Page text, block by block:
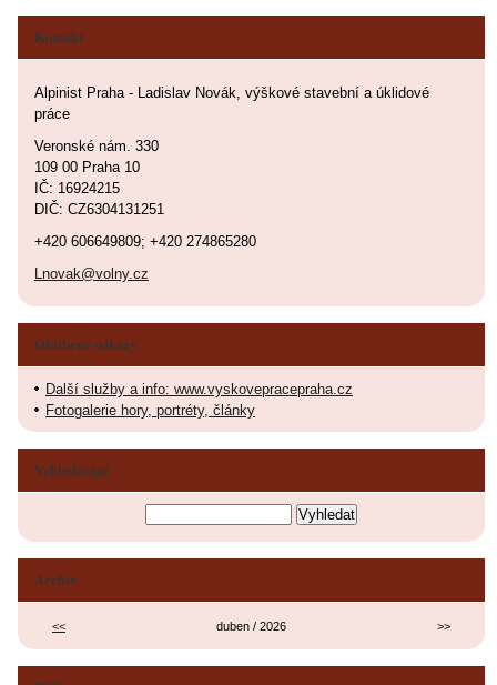
Kontakt
Alpinist Praha - Ladislav Novák, výškové stavební a úklidové
práce
Veronské nám. 330
109 00 Praha 10
IČ: 16924215
DIČ: CZ6304131251
+420 606649809; +420 274865280
Lnovak@volny.cz
Oblíbené odkazy
Další služby a info: www.vyskovepracepraha.cz
Fotogalerie hory, portréty, články
Vyhledávání
Archiv
<< duben / 2026 >>